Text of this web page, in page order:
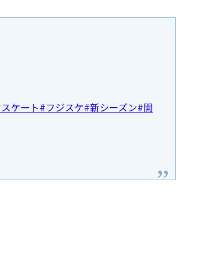
ケート#フジスケ#新シーズン#開